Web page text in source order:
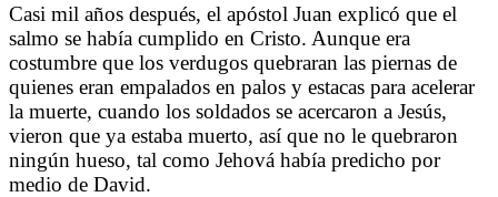
Casi mil años después, el apóstol Juan explicó que el
salmo se había cumplido en Cristo. Aunque era
costumbre que los verdugos quebraran las piernas de
quienes eran empalados en palos y estacas para acelerar
la muerte, cuando los soldados se acercaron a Jesús,
vieron que ya estaba muerto, así que no le quebraron
ningún hueso, tal como Jehová había predicho por
medio de David.